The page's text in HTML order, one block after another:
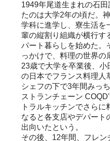
1949年尾道生まれの石
たのは大学2年の頃だ。
学科に進学し、寮生活を
輩の縦割り組織が横行す
パート暮らしを始めた。
っかけで、料理の世界の
23歳で大学を卒業後、
の日本でフランス料理人
シェフの下で3年間みっ
ストランチェーン
トラルキッチンでさら
なると各支店やデパート
出向いたという。
その後、12年間、フレン